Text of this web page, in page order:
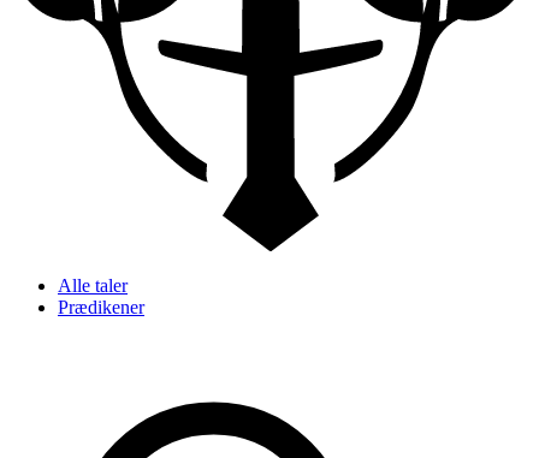
Alle taler
Prædikener